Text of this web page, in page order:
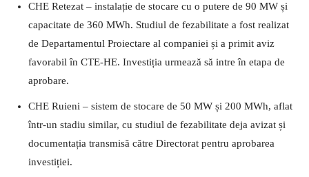
CHE Retezat – instalație de stocare cu o putere de 90 MW și
capacitate de 360 MWh. Studiul de fezabilitate a fost realizat
de Departamentul Proiectare al companiei și a primit aviz
favorabil în CTE-HE. Investiția urmează să intre în etapa de
aprobare.
CHE Ruieni – sistem de stocare de 50 MW și 200 MWh, aflat
într-un stadiu similar, cu studiul de fezabilitate deja avizat și
documentația transmisă către Directorat pentru aprobarea
investiției.